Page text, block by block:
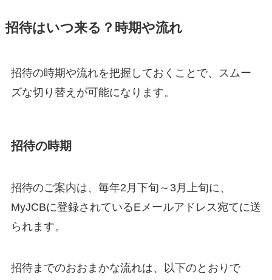
招待はいつ来る？時期や流れ
招待の時期や流れを把握しておくことで、スムー
ズな切り替えが可能になります。
招待の時期
招待のご案内は、毎年2月下旬～3月上旬に、
MyJCBに登録されているEメールアドレス宛てに送
られます。
招待までのおおまかな流れは、以下のとおりで